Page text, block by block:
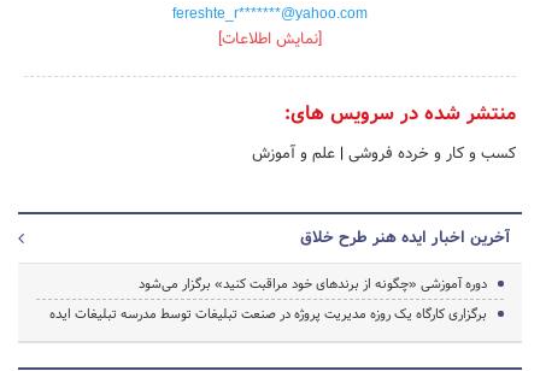
fereshte_r*******@yahoo.com
[نمایش اطلاعات]
منتشر شده در سرویس های:
کسب و کار و خرده فروشی | علم و آموزش
آخرین اخبار ایده هنر طرح خلاق
دوره آموزشی «چگونه از برندهای خود مراقبت کنید» برگزار می‌شود
برگزاری کارگاه یک روزه مدیریت پروژه در صنعت تبلیغات توسط مدرسه تبلیغات ایده